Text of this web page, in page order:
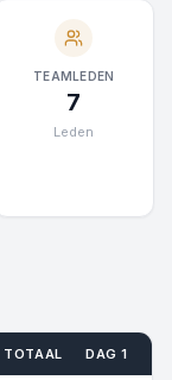
TEAMLEDEN
7
Leden
TOTAAL DAG 1